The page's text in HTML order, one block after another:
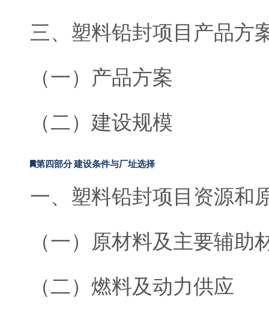
三、塑料铅封项目产品方
（一）产品方案
（二）建设规模
第四部分 建设条件与厂址选择
一、塑料铅封项目资源和
（一）原材料及主要辅助
（二）燃料及动力供应